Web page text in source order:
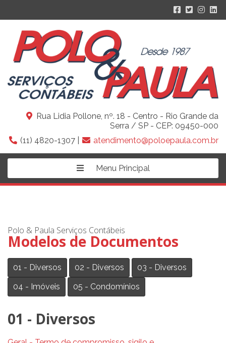
Rua Lidia Pollone, nº. 18 - Centro - Rio Grande da
Serra / SP - CEP: 09450-000
(11) 4820-1307 |
atendimento@poloepaula.com.br
Menu Principal
Polo & Paula Serviços Contábeis
Modelos de Documentos
01 - Diversos 02 - Diversos
03 - Diversos
04 - Imóveis
05 - Condomínios
01 - Diversos